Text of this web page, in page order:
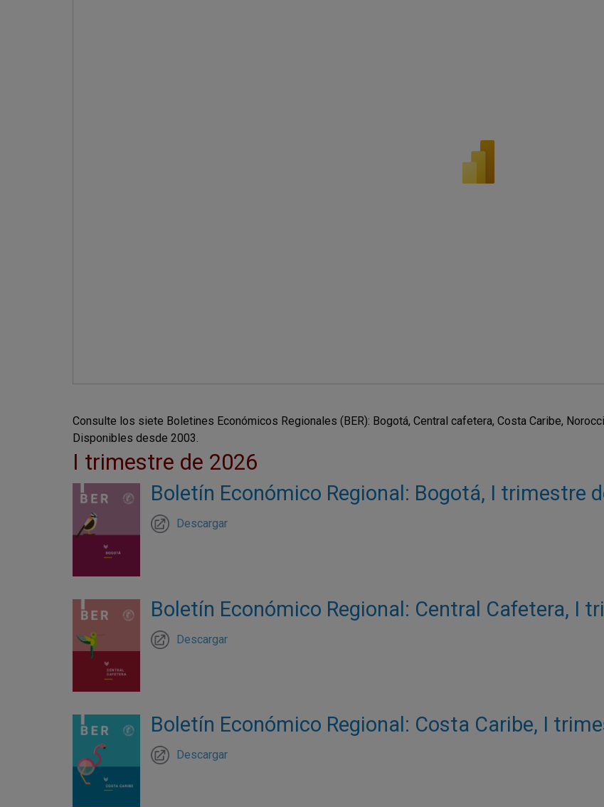
Consulte los siete Boletines Económicos Regionales (BER): Bogotá, Central cafetera, Costa Caribe,
Disponibles desde 2003.
I trimestre de 2026
Boletín Económico Regional: Bogotá, I trimestre
Descargar
Boletín Económico Regional: Central Cafetera, I
Descargar
Boletín Económico Regional: Costa Caribe, I
Descargar